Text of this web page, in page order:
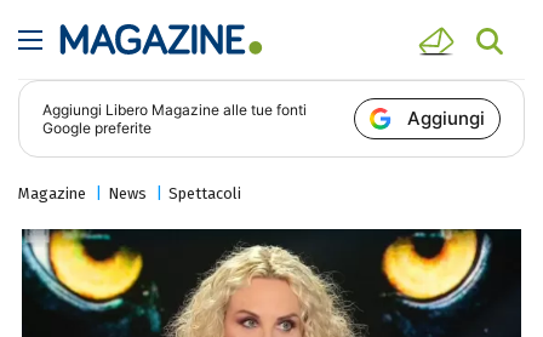
Aggiungi Libero Magazine alle tue fonti
Google preferite
Aggiungi
Magazine News Spettacoli